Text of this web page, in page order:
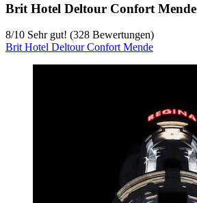
Brit Hotel Deltour Confort Mende
8/10 Sehr gut! (328 Bewertungen)
Brit Hotel Deltour Confort Mende